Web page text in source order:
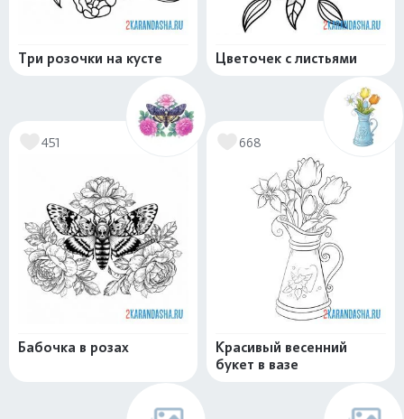
Три розочки на кусте Цветочек с листьями
451
Бабочка в розах
668
Красивый весенний
букет в вазе